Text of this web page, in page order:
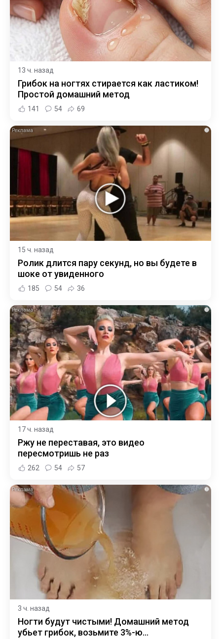
13 ч. назад
Грибок на ногтях стирается как ластиком!
Простой домашний метод
141 54 69
i
15 ч. назад
Ролик длится пару секунд, но вы будете в
шоке от увиденного
185 54 36
i
17 ч. назад
Ржу не переставая, это видео
пересмотришь не раз
262 54 57
i
3 ч. назад
Ногти будут чистыми! Домашний метод
убьет грибок, возьмите 3%-ю…